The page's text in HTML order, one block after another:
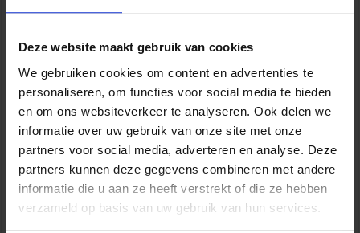
Deze website maakt gebruik van cookies
We gebruiken cookies om content en advertenties te
personaliseren, om functies voor social media te bieden
en om ons websiteverkeer te analyseren. Ook delen we
informatie over uw gebruik van onze site met onze
partners voor social media, adverteren en analyse. Deze
partners kunnen deze gegevens combineren met andere
informatie die u aan ze heeft verstrekt of die ze hebben
verzameld op basis van uw gebruik van hun services.
Bestuur jij de bus van je leven?